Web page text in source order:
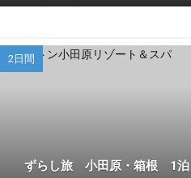
2日間
ずらし旅 小田原・箱根 1泊